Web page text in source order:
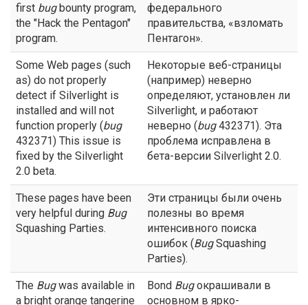
first bugbounty program,
the "Hack the Pentagon"
program.
федерального
правительства, «взломать
Пентагон».
Some Web pages (such
as) do not properly
detect if Silverlight is
installed and will not
function properly (bug
432371) This issue is
fixed by the Silverlight
2.0 beta.
Некоторые веб-страницы
(например) неверно
определяют, установлен ли
Silverlight, и работают
неверно (bug432371). Эта
проблема исправлена в
бета-версии Silverlight 2.0.
These pages have been
very helpful during Bug
Squashing Parties.
Эти страницы были очень
полезны во время
интенсивного поиска
ошибок (BugSquashing
Parties).
The Bugwas available in
a bright orange tangerine
Bond Bugокрашивали в
основном в ярко-